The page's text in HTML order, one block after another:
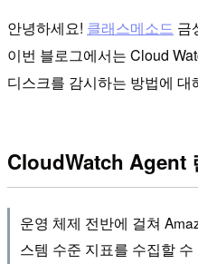
안녕하세요! 클래스메소드 금
이번 블로그에서는 Cloud
디스크를 감시하는 방법에
CloudWatch Agent
운영 체제 전반에 걸쳐
스템 수준 지표를 수집할